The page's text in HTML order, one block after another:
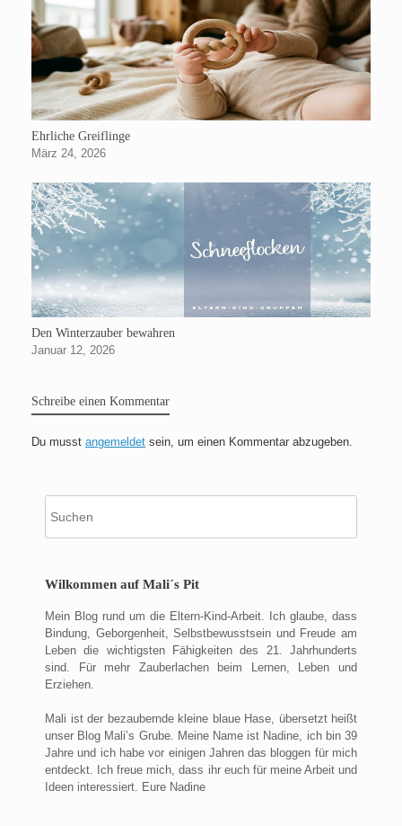
Ehrliche Greiflinge
März 24, 2026
Den Winterzauber bewahren
Januar 12, 2026
Schreibe einen Kommentar
Du musst angemeldet sein, um einen Kommentar abzugeben.
nach:
Wilkommen auf Mali´s Pit
Mein Blog rund um die Eltern-Kind-Arbeit. Ich glaube, dass
Bindung, Geborgenheit, Selbstbewusstsein und Freude am
Leben die wichtigsten Fähigkeiten des 21. Jahrhunderts
sind. Für mehr Zauberlachen beim Lernen, Leben und
Erziehen.
Mali ist der bezaubernde kleine blaue Hase, übersetzt heißt
unser Blog Mali’s Grube. Meine Name ist Nadine, ich bin 39
Jahre und ich habe vor einigen Jahren das bloggen für mich
entdeckt. Ich freue mich, dass ihr euch für meine Arbeit und
Ideen interessiert. Eure Nadine